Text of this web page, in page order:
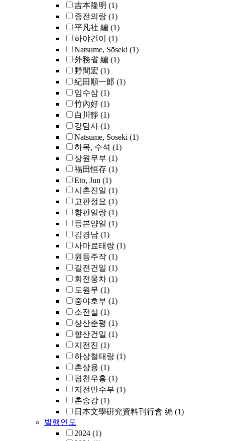
吉本隆明 (1)
증전의랑 (1)
平凡社 編 (1)
하야건이
(1)
Natsume, Sōseki (1)
外務省 編 (1)
野間宏 (1)
紀田順一郞 (1)
임수삼 (1)
竹內好 (1)
白川靜 (1)
강담사 (1)
Natsume, Soseki (1)
하목, 수석 (1)
상원무부 (1)
福田恒存 (1)
Eto, Jun (1)
시촌진일 (1)
고판정요 (1)
향판일랑 (1)
등본양일 (1)
김경남 (1)
사마료태랑 (1)
원등주작 (1)
길전건일 (1)
회전웅차 (1)
도원무 (1)
중야호부 (1)
소전실 (1)
상산춘평 (1)
향산건일 (1)
지전진 (1)
하상철태랑 (1)
촌상용 (1)
평천우홍 (1)
지전만수부 (1)
촌송강 (1)
日本文學硏究資料刊行會 編 (1)
발행연도
2024 (1)